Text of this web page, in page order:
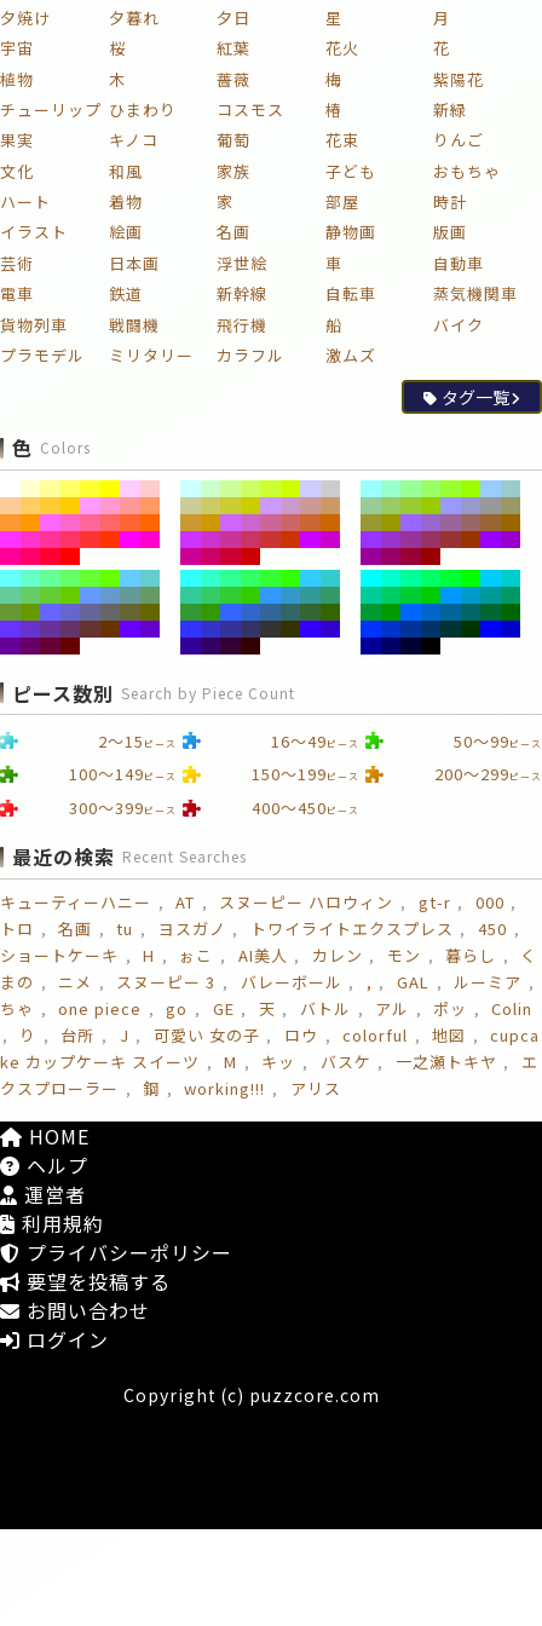
夕焼け
夕暮れ 夕日 星
月
宇宙
桜 紅葉 花火
花
植物
木 薔薇 梅
紫陽花
チューリップ ひまわり コスモス 椿
新緑
果実
キノコ 葡萄 花束
りんご
文化
和風 家族 子ども
おもちゃ
ハート
着物 家 部屋
時計
イラスト
絵画 名画 静物画
版画
芸術
日本画 浮世絵 車
自動車
電車
鉄道 新幹線 自転車
蒸気機関車
貨物列車
戦闘機 飛行機 船
バイク
プラモデル
ミリタリー カラフル 激ムズ
タグ一覧
色 Colors
ピース数別 Search by Piece Count
2～15 ピース 16～49ピース 50～99ピース
100～149ピース 150～199ピース 200～299ピース
300～399ピース 400～450ピース
最近の検索 Recent Searches
キューティーハニー AT スヌーピー ハロウィン gt-r
000
トロ
名画 tu ヨスガノ トワイライトエクスプレス
450
ショートケーキ
H ぉこ AI美人 カレン モン 暮らし
く
まの
ニメ スヌーピー 3 バレーボール , GAL
ルーミア
ちゃ
one piece go GE 天 バトル アル ポッ
Colin
り
台所 J 可愛い 女の子 ロウ colorful 地図
cupca
ke カップケーキ スイーツ
M キッ バスケ 一之瀬トキヤ
エ
クスプローラー
鋼 working!!! アリス
HOME
ヘルプ
運営者
利用規約
プライバシーポリシー
要望を投稿する
お問い合わせ
ログイン
Copyright (c) puzzcore.com